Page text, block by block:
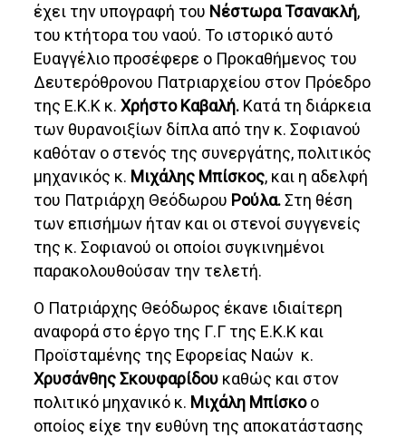
έχει την υπογραφή του Νέστωρα Τσανακλή,
του κτήτορα του ναού. Το ιστορικό αυτό
Ευαγγέλιο προσέφερε ο Προκαθήμενος του
Δευτερόθρονου Πατριαρχείου στον Πρόεδρο
της Ε.Κ.Κ κ.Χρήστο Καβαλή. Κατά τη διάρκεια
των θυρανοιξίων δίπλα από την κ. Σοφιανού
καθόταν ο στενός της συνεργάτης, πολιτικός
μηχανικός κ. Μιχάλης Μπίσκος, και η αδελφή
του Πατριάρχη Θεόδωρου Ρούλα.Στη θέση
των επισήμων ήταν και οι στενοί συγγενείς
της κ. Σοφιανού οι οποίοι συγκινημένοι
παρακολουθούσαν την τελετή.
Ο Πατριάρχης Θεόδωρος έκανε ιδιαίτερη
αναφορά στο έργο της Γ.Γ της Ε.Κ.Κ και
Προϊσταμένης της Εφορείας Ναών κ.
Χρυσάνθης Σκουφαρίδου καθώς και στον
πολιτικό μηχανικό κ. Μιχάλη Μπίσκοο
οποίος είχε την ευθύνη της αποκατάστασης